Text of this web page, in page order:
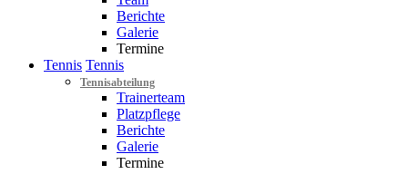
Berichte
Galerie
Termine
Tennis Tennis
Tennisabteilung
Trainerteam
Platzpflege
Berichte
Galerie
Termine